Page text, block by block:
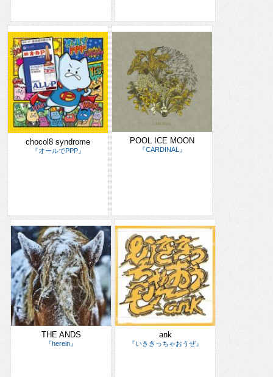
chocol8 syndrome
『オールでPPP』
POOL ICE MOON
『CARDINAL』
THE ANDS
『herein』
ank
『いききっちゃおうぜ』